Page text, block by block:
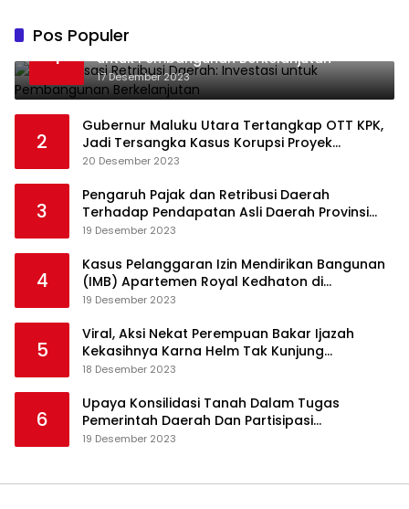
Pos Populer
1
Optimalisasi Retribusi Daerah: Investasi
untuk Pembangunan Berkelanjutan
17 Desember 2023
2
Gubernur Maluku Utara Tertangkap OTT KPK,
Jadi Tersangka Kasus Korupsi Proyek
Pengadaan Barang dan Jasa
20 Desember 2023
3
Pengaruh Pajak dan Retribusi Daerah
Terhadap Pendapatan Asli Daerah Provinsi
Jambi
19 Desember 2023
4
Kasus Pelanggaran Izin Mendirikan Bangunan
(IMB) Apartemen Royal Kedhaton di
Yogyakarta
19 Desember 2023
5
Viral, Aksi Nekat Perempuan Bakar Ijazah
Kekasihnya Karna Helm Tak Kunjung
Dikembalikan
18 Desember 2023
6
Upaya Konsilidasi Tanah Dalam Tugas
Pemerintah Daerah Dan Partisipasi
Masyarakat
19 Desember 2023